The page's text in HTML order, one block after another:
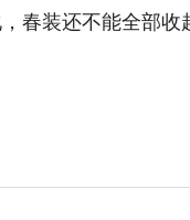
春装还不能全部